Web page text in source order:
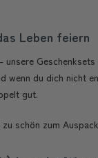
Leben feiern
wenn du dich nicht
gut.
schön zum